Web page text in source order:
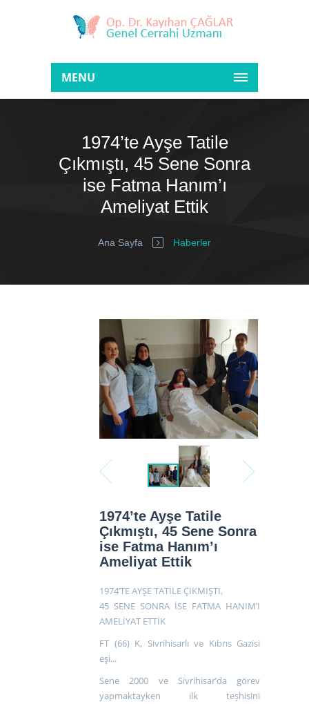
MENU
1974’te Ayşe Tatile
Çıkmıştı, 45 Sene Sonra
ise Fatma Hanım’ı
Ameliyat Ettik
Ana Sayfa Haberler
1974’te Ayşe Tatile
Çıkmıştı, 45 Sene Sonra
ise Fatma Hanım’ı
Ameliyat Ettik
1974’TE AYŞE TATİLE ÇIKMIŞTI,
45 SENE SONRA İSE FATMA HANIM’I
AMELİYAT ETTİK
FT (66) K, Sivrihisarlı ve Kıbrıs Gazisi
eşi...
Sene 2000 ve Sivrihisar’da görev
yapmaktayken ilk teşhisini